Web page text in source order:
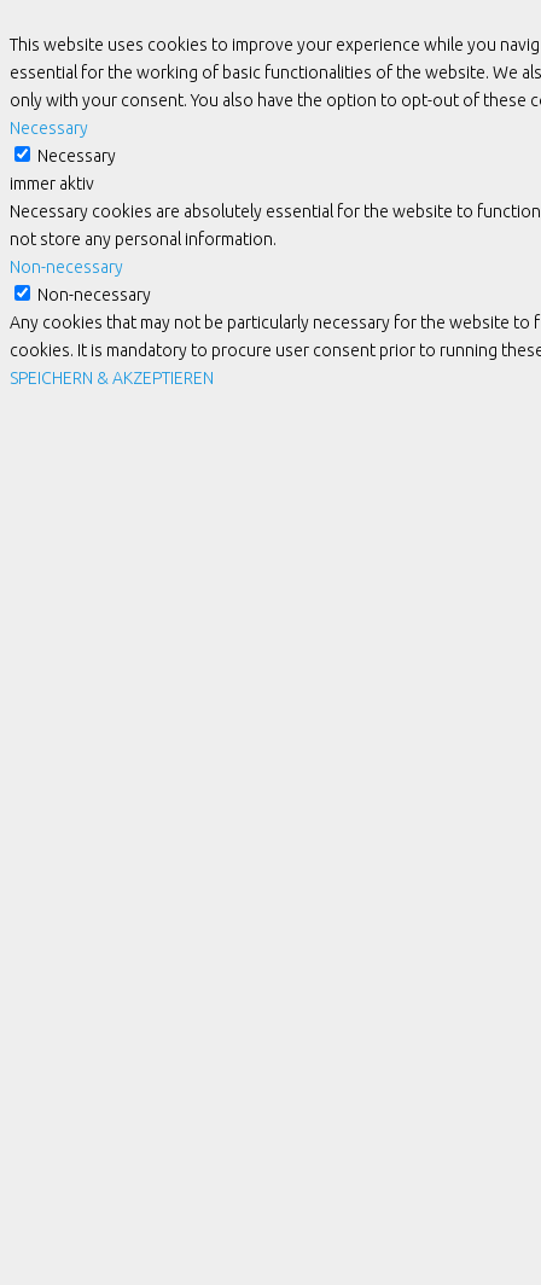
This website uses cookies to improve your experience while you
essential for the working of basic functionalities of the website. We
only with your consent. You also have the option to opt-out of these
Necessary
Necessary
immer aktiv
Necessary cookies are absolutely essential for the website to
not store any personal information.
Non-necessary
Non-necessary
Any cookies that may not be particularly necessary for the website
cookies. It is mandatory to procure user consent prior to running
SPEICHERN & AKZEPTIEREN